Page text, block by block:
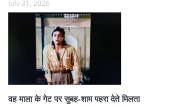
July 31, 2026
वह माला के गेट पर सुबह-शाम पहरा देते मिलता